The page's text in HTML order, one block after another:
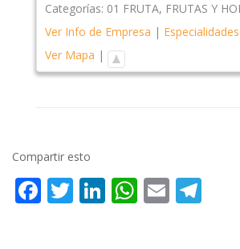
Categorías: 01 FRUTA, FRUTAS Y
Ver Info de Empresa | Especialidades
Ver Mapa |
Compartir esto
Facebook
Twitter
LinkedIn
Email